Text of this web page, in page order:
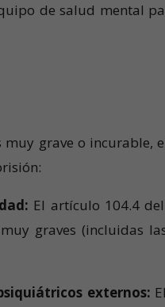
de salud mental
grave o incurable,
El artículo 104.4
graves (incluidas
externos: